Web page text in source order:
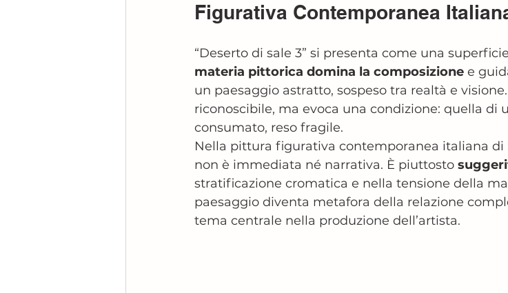
Figurativa Contemporanea
“Deserto di sale 3” si presenta come una
materia pittorica domina la composizione e
un paesaggio astratto, sospeso tra realtà e
riconoscibile, ma evoca una condizione: quella di
consumato, reso fragile.
Nella pittura figurativa contemporanea italiana di
non è immediata né narrativa. È piuttosto
stratificazione cromatica e nella tensione della
paesaggio diventa metafora della relazione
tema centrale nella produzione dell’artista.